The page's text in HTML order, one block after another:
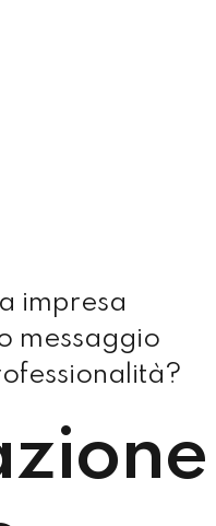
impresa
messaggio